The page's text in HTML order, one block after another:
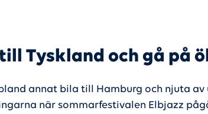
Tyskland och gå på
annat bila till Hamburg och njuta av
när sommarfestivalen Elbjazz